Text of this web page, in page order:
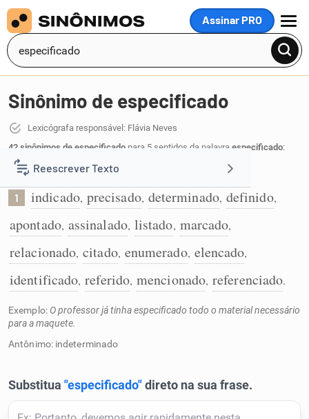
Assinar PRO
MENU
Reescrever Texto
Resumir Texto
Corrigir Texto
Detector de IA
Humanizador de IA
Cata-letras
Sinônimo de especificado
Lexicógrafa responsável: Flávia Neves
42 sinônimos de especificado para 5 sentidos da palavra especificado:
Que foi indicado com precisão:
1 indicado, precisado, determinado, definido,
apontado, assinalado, listado, marcado,
relacionado, citado, enumerado, elencado,
identificado, referido, mencionado, referenciado.
Exemplo: O professor já tinha especificado todo o material necessário
para a maquete.
Antônimo: indeterminado